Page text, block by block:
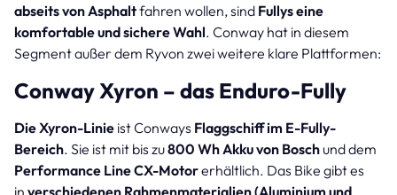
abseits von Asphaltfahren wollen, sind Fullys eine
komfortable und sichere Wahl. Conway hat in diesem
Segment außer dem Ryvon zwei weitere klare Plattformen:
Conway Xyron – das Enduro-Fully
Die Xyron-Linie ist Conways Flaggschiff im E-Fully-
Bereich. Sie ist mit bis zu800 Wh Akku von Bosch und dem
Performance Line CX-Motorerhältlich. Das Bike gibt es